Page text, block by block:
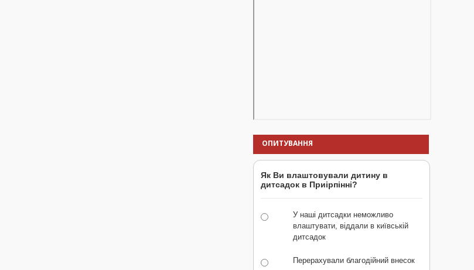
ОПИТУВАННЯ
Як Ви влаштовували дитину в
дитсадок в Приірпінні?
У наші дитсадки неможливо
влаштувати, віддали в київській
дитсадок
Перерахували благодійний внесок